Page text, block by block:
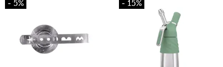
- 5% - 15%